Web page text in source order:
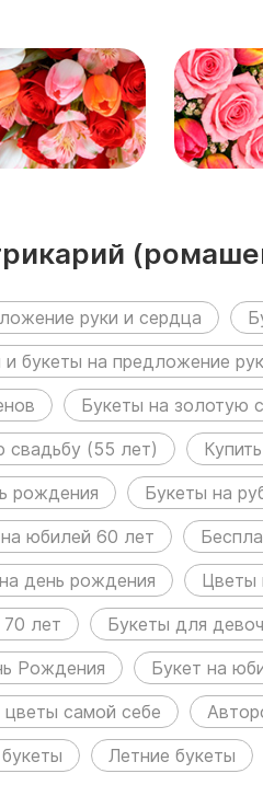
руки и сердца
букеты на предложение
Букеты на золотую
свадьбу (55 лет)
рождения Букеты на
юбилей 60 лет
день рождения Цветы
лет Букеты для
Рождения Букет на
цветы самой себе
Летние букеты